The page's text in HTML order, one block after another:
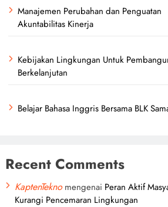
Manajemen Perubahan dan Penguatan
Akuntabilitas Kinerja
Kebijakan Lingkungan Untuk
Berkelanjutan
Belajar Bahasa Inggris Bersama BLK
Recent Comments
KaptenTeknomengenai Peran Aktif
Kurangi Pencemaran Lingkungan